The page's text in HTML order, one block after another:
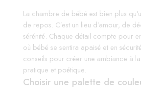
La chambre de bébé est bien plus
de repos. C’est un lieu d’amour, de
sérénité. Chaque détail compte pour
où bébé se sentira apaisé et en
conseils pour créer une ambiance à
pratique et poétique.
Choisir une palette de